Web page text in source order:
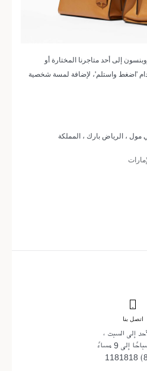
إلى أحد متاجرنا المختارة أو
'اضغط واستلم'، لإضافة لمسة شخصية
مول ، الرياض بارك ، المملكة
اتصل بنا
إلى السبت ،